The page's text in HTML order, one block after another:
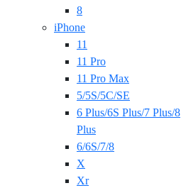
8
iPhone
11
11 Pro
11 Pro Max
5/5S/5C/SE
6 Plus/6S Plus/7 Plus/8
Plus
6/6S/7/8
X
Xr